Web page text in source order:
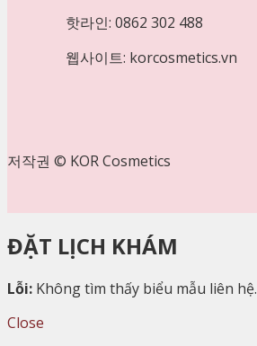
핫라인: 0862 302 488
웹사이트: korcosmetics.vn
저작권 © KOR Cosmetics
ĐẶT LỊCH KHÁM
Lỗi: Không tìm thấy biểu mẫu liên hệ.
Close